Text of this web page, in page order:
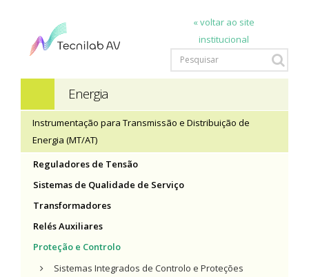
« voltar ao site
institucional
Energia
Instrumentação para Transmissão e Distribuição de
Energia (MT/AT)
Reguladores de Tensão
Sistemas de Qualidade de Serviço
Transformadores
Relés Auxiliares
Proteção e Controlo
Sistemas Integrados de Controlo e Proteções